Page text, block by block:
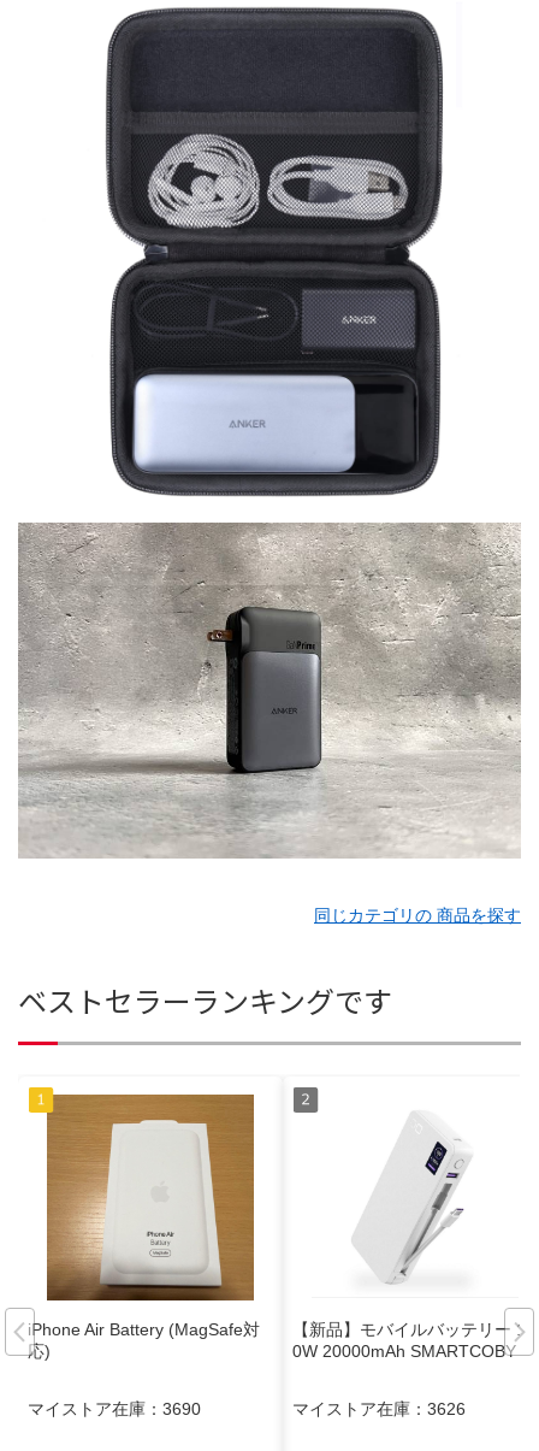
同じカテゴリの 商品を探す
ベストセラーランキングです
iPhone Air Battery (MagSafe対
応)
マイストア在庫： 3690
【新品】モバイルバッテリー 10
0W 20000mAh SMARTCOBY
マイストア在庫： 3626